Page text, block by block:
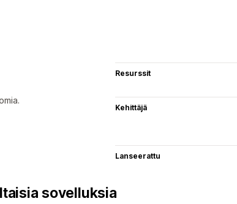
Resurssit
Kehittäjä
Lanseerattu
sovelluksia